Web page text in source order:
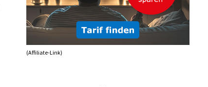
(Affiliate-Link)